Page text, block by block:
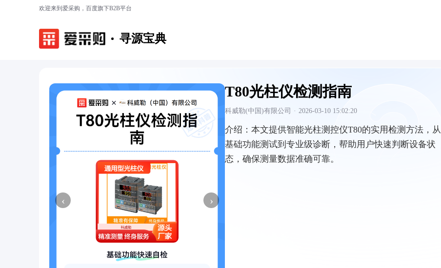
欢迎来到爱采购，百度旗下B2B平台
寻源宝典
‹ ›
T80光柱仪检测指南
科威勒(中国)有限公司 · 2026-03-10 15:02:20
介绍： 本文提供智能光柱测控仪T80的实用检测方法，从
基础功能测试到专业级诊断，帮助用户快速判断设备状
态，确保测量数据准确可靠。